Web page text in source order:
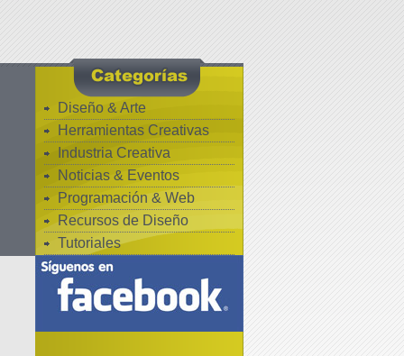
Diseño & Arte
Herramientas Creativas
Industria Creativa
Noticias & Eventos
Programación & Web
Recursos de Diseño
Tutoriales